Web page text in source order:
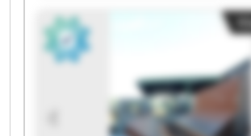
GmbH Bittermann Trading GmbH
Trading GmbH Bittermann Trading
Bittermann Trading GmbH
GmbH Bittermann Trading GmbH
Trading GmbH Bittermann Trading
Bittermann Trading GmbH
GmbH Bittermann Trading GmbH
Trading GmbH Bittermann Trading